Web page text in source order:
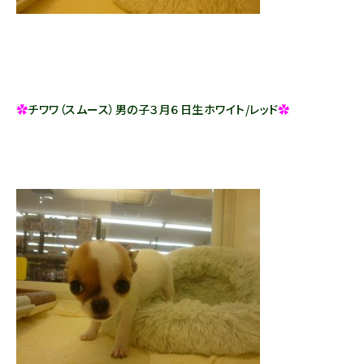
✿チワワ（スムース）男の子３月６日生ホワイト/レッド✿